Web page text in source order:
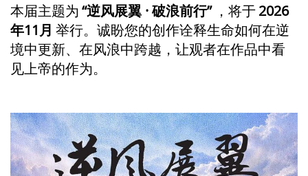
本届主题为“逆风展翼 · 破浪前行”，将于2026
年11月 举行。诚盼您的创作诠释生命如何在逆
境中更新、在风浪中跨越，让观者在作品中看
见上帝的作为。